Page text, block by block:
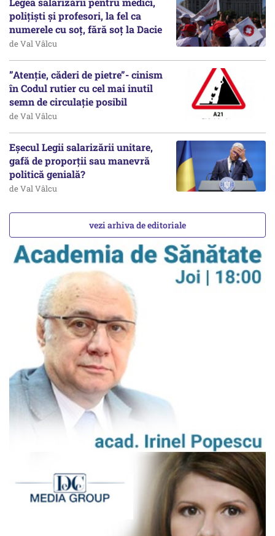
polițiști și profesori, la fel ca
numerele cu soț, fără soț la Dacie
de Val Vâlcu
”Atenție, căderi de pietre”- cinism
în Codul rutier cu cel mai inutil
semn de circulație posibil
de Val Vâlcu
Eșecul Legii salarizării unitare,
gafă de proporții sau manevră
politică genială?
de Val Vâlcu
vezi arhiva de editoriale